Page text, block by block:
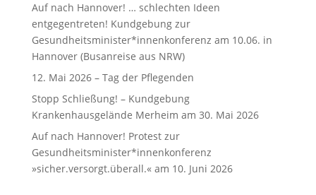
Auf nach Hannover! … schlechten Ideen
entgegentreten! Kundgebung zur
Gesundheitsminister*innenkonferenz am 10.06. in
Hannover (Busanreise aus NRW)
12. Mai 2026 – Tag der Pflegenden
Stopp Schließung! – Kundgebung
Krankenhausgelände Merheim am 30. Mai 2026
Auf nach Hannover! Protest zur
Gesundheitsminister*innenkonferenz
»sicher.versorgt.überall.« am 10. Juni 2026